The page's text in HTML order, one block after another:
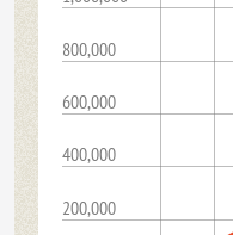
200,000
400,000
600,000
800,000